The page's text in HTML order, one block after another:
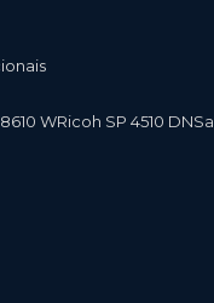
8610 W Ricoh SP 4510 DN